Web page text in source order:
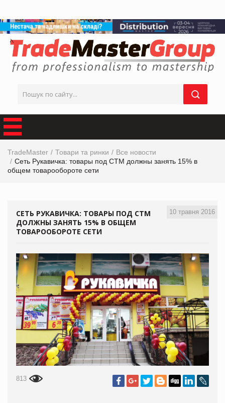
TradeMaster Товари та ринки
Все новости
Сеть Рукавичка: товары под СТМ должны занять 15% в
общем товарообороте сети
10 травня 2016
СЕТЬ РУКАВИЧКА: ТОВАРЫ ПОД СТМ
ДОЛЖНЫ ЗАНЯТЬ 15% В ОБЩЕМ
ТОВАРООБОРОТЕ СЕТИ
813